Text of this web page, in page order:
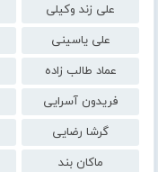
علی زند وکیلی
علی یاسینی
عماد طالب زاده
فریدون آسرایی
گرشا رضایی
ماکان بند